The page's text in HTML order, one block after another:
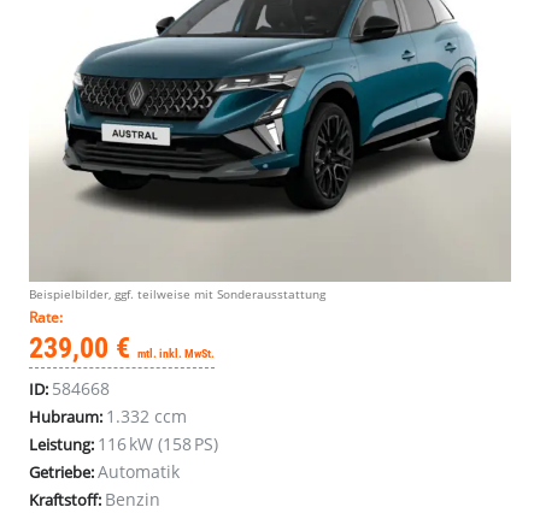
Beispielbilder, ggf. teilweise mit Sonderausstattung
Rate:
239,00 € mtl. inkl. MwSt.
ID: 584668
Hubraum: 1.332 ccm
Leistung: 116 kW (158 PS)
Getriebe:Automatik
Kraftstoff: Benzin